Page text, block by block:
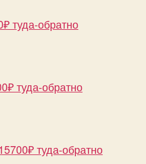
туда-обратно
туда-обратно
туда-обратно